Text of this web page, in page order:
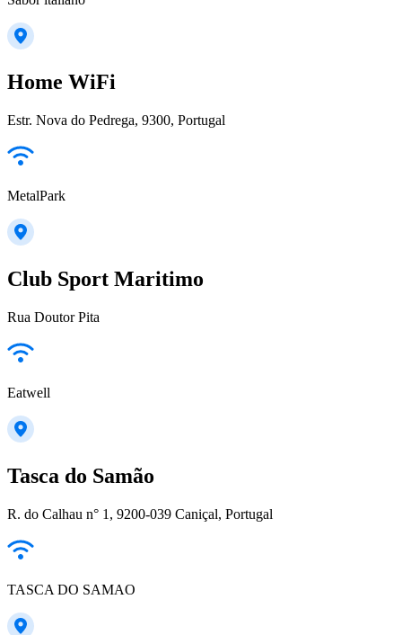
Home WiFi
Estr. Nova do Pedrega, 9300, Portugal
MetalPark
Club Sport Maritimo
Rua Doutor Pita
Eatwell
Tasca do Samão
R. do Calhau n° 1, 9200-039 Caniçal, Portugal
TASCA DO SAMAO